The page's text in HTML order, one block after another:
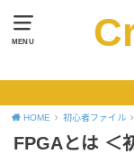
MENU
HOME 初心者ファイル
FPGAとは ＜